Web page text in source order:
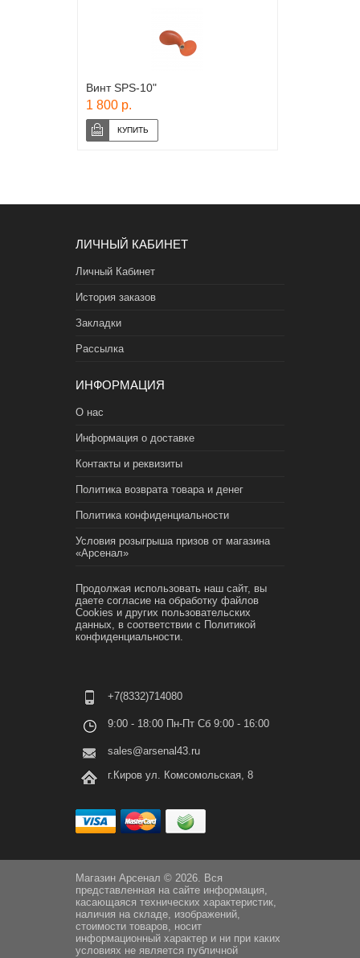
Винт SPS-10"
1 800 р.
ЛИЧНЫЙ КАБИНЕТ
Личный Кабинет
История заказов
Закладки
Рассылка
ИНФОРМАЦИЯ
О нас
Информация о доставке
Контакты и реквизиты
Политика возврата товара и денег
Политика конфиденциальности
Условия розыгрыша призов от магазина
«Арсенал»
Продолжая использовать наш сайт, вы
даете согласие на обработку файлов
Cookies и других пользовательских
данных, в соответствии с Политикой
конфиденциальности.
+7(8332)714080
9:00 - 18:00 Пн-Пт Сб 9:00 - 16:00
sales@arsenal43.ru
г.Киров ул. Комсомольская, 8
Магазин Арсенал © 2026. Вся
представленная на сайте информация,
касающаяся технических характеристик,
наличия на складе, изображений,
стоимости товаров, носит
информационный характер и ни при каких
условиях не является публичной